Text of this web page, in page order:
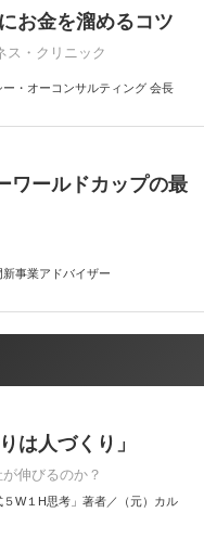
お金を溜めるコツ
ス・クリニック
・オーコンサルティング 会長
ールドカップの最
事業アドバイザー
は人づくり」
伸びるのか？
W１H思考」著者／（元）カル